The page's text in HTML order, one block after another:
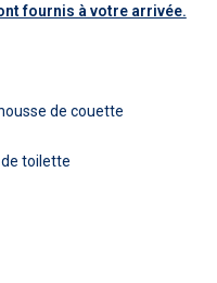
fournis à votre arrivée.
de couette
toilette